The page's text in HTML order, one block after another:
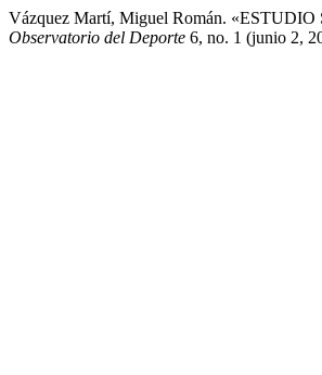
Vázquez Martí, Miguel Román.
Observatorio del Deporte 6, no. 1 (junio 2,